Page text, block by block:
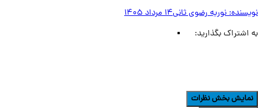
نوریه رضوی ثانی14 مرداد 1405
اشتراک بگذارید:
بخش نظرات